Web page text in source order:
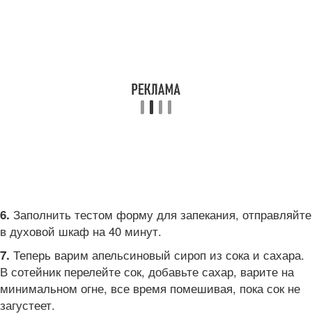
6. Заполнить тестом форму для запекания, отправляйте
в духовой шкаф на 40 минут.
7. Теперь варим апельсиновый сироп из сока и сахара.
В сотейник перелейте сок, добавьте сахар, варите на
минимальном огне, все время помешивая, пока сок не
загустеет.